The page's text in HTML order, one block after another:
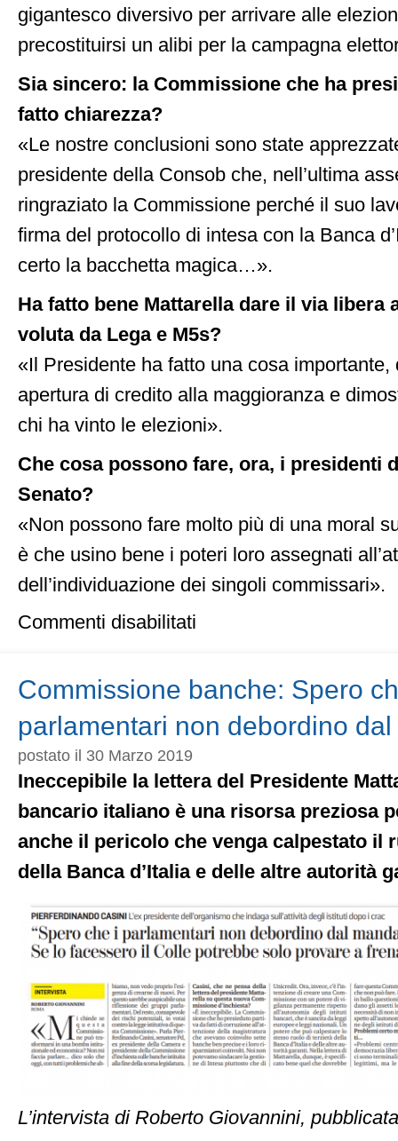
gigantesco diversivo per arrivare alle
precostituirsi un alibi per la campagna
Sia sincero: la Commissione che ha
fatto chiarezza?
«Le nostre conclusioni sono state
presidente della Consob che, nell’ultima
ringraziato la Commissione perché il suo
firma del protocollo di intesa con la Banca
certo la bacchetta magica…».
Ha fatto bene Mattarella dare il via libera
voluta da Lega e M5s?
«Il Presidente ha fatto una cosa importante,
apertura di credito alla maggioranza e
chi ha vinto le elezioni».
Che cosa possono fare, ora, i presidenti
Senato?
«Non possono fare molto più di una moral
è che usino bene i poteri loro assegnati
dell’individuazione dei singoli commissari».
Commenti disabilitati
in
il
Commissione banche: Spero
parlamentari non debordino
postato il 30 Marzo 2019
Ineccepibile la lettera del Presidente
bancario italiano è una risorsa preziosa
anche il pericolo che venga calpestato il
della Banca d’Italia e delle altre autorità
L’intervista di Roberto Giovannini,